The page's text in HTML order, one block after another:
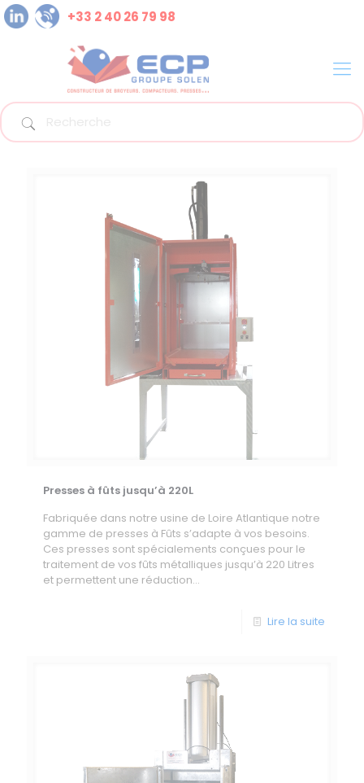
+33 2 40 26 79 98
Presses à fûts jusqu’à 220L
Fabriquée dans notre usine de Loire Atlantique notre
gamme de presses à Fûts s’adapte à vos besoins.
Ces presses sont spécialements conçues pour le
traitement de vos fûts métalliques jusqu’à 220 Litres
et permettent une réduction...
Lire la suite